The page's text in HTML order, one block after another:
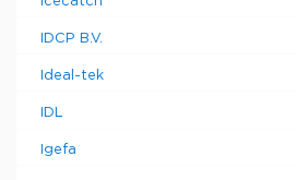
IDCP B.V.
Ideal-tek
IDL
Igefa